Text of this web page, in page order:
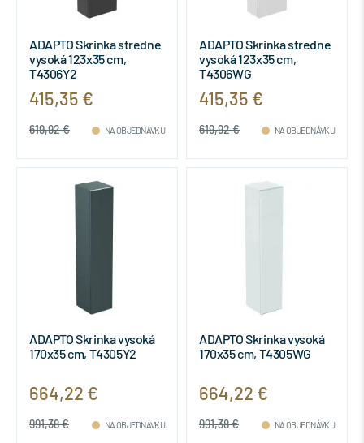
ADAPTO Skrinka stredne
vysoká 123x35 cm,
T4306Y2
415,35 €
619,92 € NA OBJEDNÁVKU
ADAPTO Skrinka stredne
vysoká 123x35 cm,
T4306WG
415,35 €
619,92 € NA OBJEDNÁVKU
ADAPTO Skrinka vysoká
170x35 cm, T4305Y2
664,22 €
991,38 € NA OBJEDNÁVKU
ADAPTO Skrinka vysoká
170x35 cm, T4305WG
664,22 €
991,38 € NA OBJEDNÁVKU